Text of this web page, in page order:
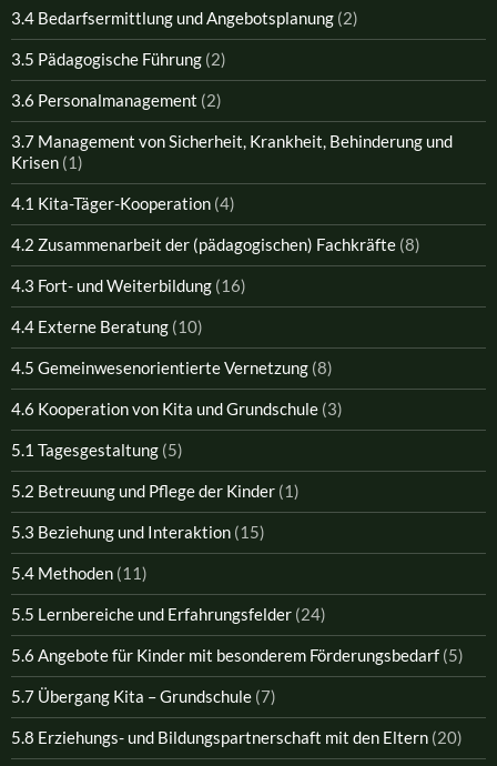
3.4 Bedarfsermittlung und Angebotsplanung (2)
3.5 Pädagogische Führung (2)
3.6 Personalmanagement (2)
3.7 Management von Sicherheit, Krankheit, Behinderung und
Krisen (1)
4.1 Kita-Täger-Kooperation (4)
4.2 Zusammenarbeit der (pädagogischen) Fachkräfte (8)
4.3 Fort- und Weiterbildung (16)
4.4 Externe Beratung (10)
4.5 Gemeinwesenorientierte Vernetzung (8)
4.6 Kooperation von Kita und Grundschule (3)
5.1 Tagesgestaltung (5)
5.2 Betreuung und Pflege der Kinder (1)
5.3 Beziehung und Interaktion (15)
5.4 Methoden (11)
5.5 Lernbereiche und Erfahrungsfelder (24)
5.6 Angebote für Kinder mit besonderem Förderungsbedarf (5)
5.7 Übergang Kita – Grundschule (7)
5.8 Erziehungs- und Bildungspartnerschaft mit den Eltern (20)